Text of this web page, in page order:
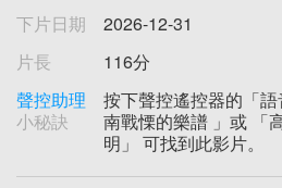
下片日期
2026-12-31
片長
116分
聲控助理
小秘訣
按下聲控遙控器的「
南戰慄的樂譜 」或 「
明」 可找到此影片。